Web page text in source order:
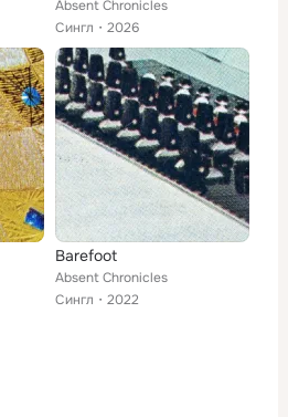
Absent Chronicles
Сингл
2026
Barefoot
Absent Chronicles
Сингл
2022